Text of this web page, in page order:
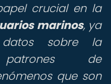
crucial en la
marinos, ya
sobre la
de
que son